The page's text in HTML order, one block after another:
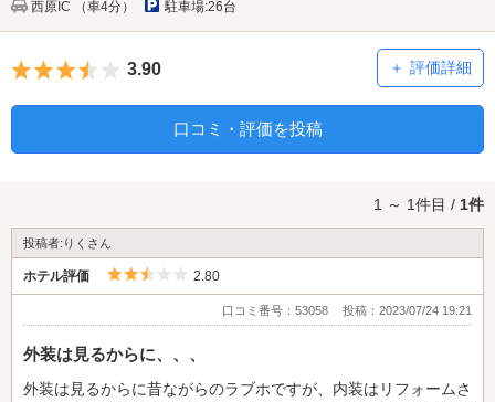
西原IC （車4分） 駐車場:26台
5つ星のうち3.5
3.90 評価詳細
口コミ・評価を投稿
1 ～ 1件目 / 1件
投稿者:りくさん
ホテル評価 5つ星のうち2.5
2.80
口コミ番号：53058 投稿：2023/07/24 19:21
外装は見るからに、、、
外装は見るからに昔ながらのラブホですが、内装はリフォームさ